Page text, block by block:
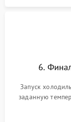
6.
Запуск
заданную
компрессора,